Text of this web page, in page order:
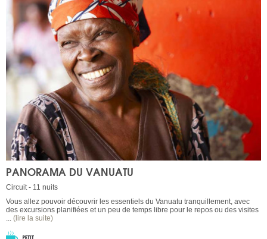
PANORAMA DU VANUATU
Circuit - 11 nuits
Vous allez pouvoir découvrir les essentiels du Vanuatu tranquillement, avec
des excursions planifiées et un peu de temps libre pour le repos ou des visites
... (lire la suite)